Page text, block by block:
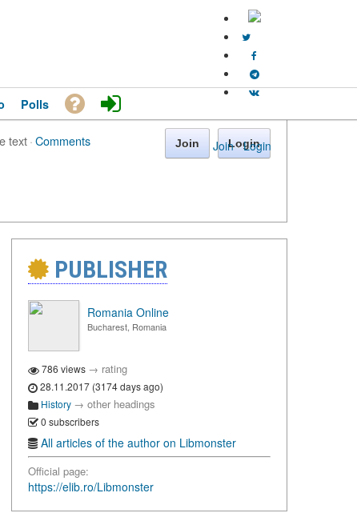
Join · Login
Polls
text·Comments Join Login
PUBLISHER
Romania Online
Bucharest, Romania
786 views → rating
28.11.2017 (3174 days ago)
History → other headings
0 subscribers
All articles of the author on Libmonster
Official page:
https://elib.ro/Libmonster